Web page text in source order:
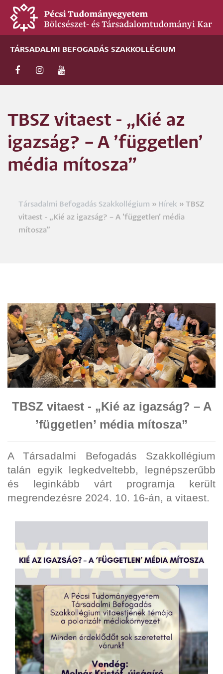
Ugrás
tartalomra
TÁRSADALMI BEFOGADÁS SZAKKOLLÉGIUM
TBSZ vitaest - „Kié az
igazság? – A ’független’
média mítosza”
Morzsa
Társadalmi Befogadás Szakkollégium Hírek
TBSZ
vitaest - „Kié az igazság? – A ’független’ média
mítosza”
TBSZ vitaest - „Kié az igazság? – A
’független’ média mítosza”
A Társadalmi Befogadás Szakkollégium
talán egyik legkedveltebb, legnépszerűbb
és leginkább várt programja került
megrendezésre 2024. 10. 16-án, a vitaest.